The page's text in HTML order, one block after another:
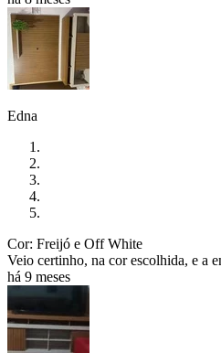
Edna
Cor: Freijó e Off White
Veio certinho, na cor escolhida, e a
há 9 meses